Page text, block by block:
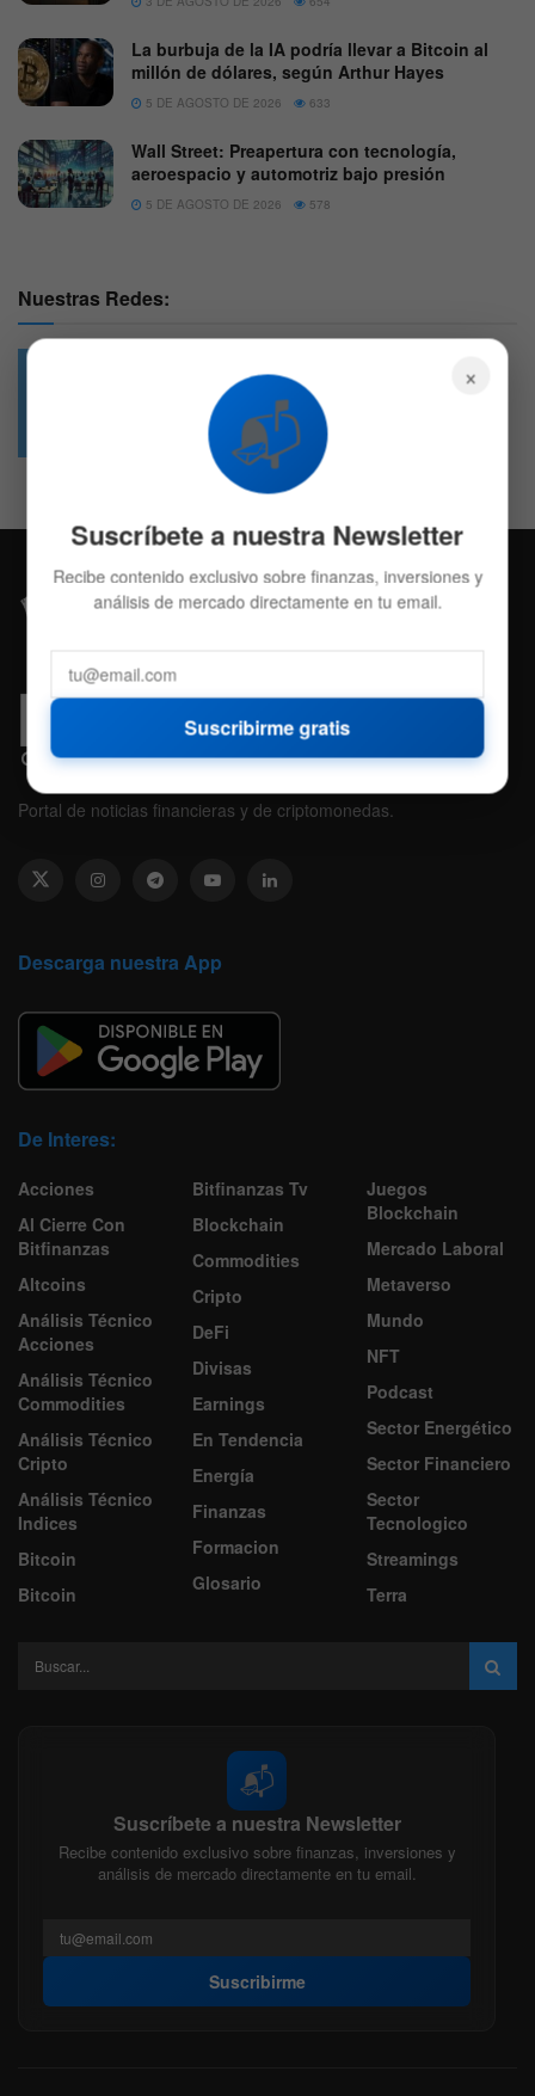
La burbuja de la IA podría llevar a Bitcoin al
millón de dólares, según Arthur Hayes
5 DE AGOSTO DE 2026 633
Wall Street: Preapertura con tecnología,
aeroespacio y automotriz bajo presión
5 DE AGOSTO DE 2026 578
Nuestras Redes:
4.7k
Followers
Portal de noticias financieras y de criptomonedas.
Descarga nuestra App
De Interes:
Acciones
Al Cierre Con
Bitfinanzas
Altcoins
Análisis Técnico
Acciones
Análisis Técnico
Commodities
Análisis Técnico
Cripto
Análisis Técnico
Indices
Bitcoin
Bitcoin
Bitfinanzas Tv
Blockchain
Commodities
Cripto
DeFi
Divisas
Earnings
En Tendencia
Energía
Finanzas
Formacion
Glosario
Juegos
Blockchain
Mercado Laboral
Metaverso
Mundo
NFT
Podcast
Sector Energético
Sector Financiero
Sector
Tecnologico
Streamings
Terra
📬
Suscríbete a nuestra Newsletter
Recibe contenido exclusivo sobre finanzas, inversiones y
análisis de mercado directamente en tu email.
Suscribirme
×
📬
Suscríbete a nuestra Newsletter
Recibe contenido exclusivo sobre finanzas, inversiones y
análisis de mercado directamente en tu email.
Suscribirme gratis